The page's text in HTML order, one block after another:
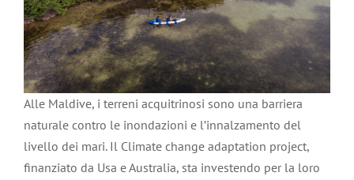
Alle Maldive, i terreni acquitrinosi sono una barriera
naturale contro le inondazioni e l’innalzamento del
livello dei mari. Il Climate change adaptation project,
finanziato da Usa e Australia, sta investendo per la loro